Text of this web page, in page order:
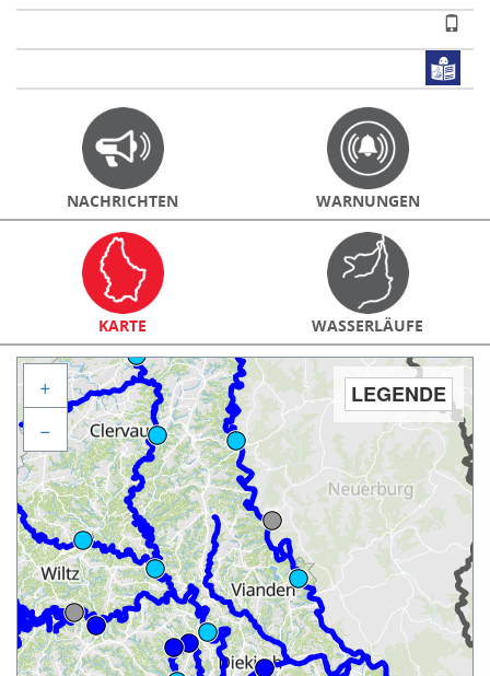
NACHRICHTEN WARNUNGEN
KARTE WASSERLÄUFE
LEGENDE
+
−